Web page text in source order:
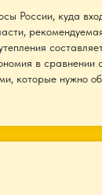
России, куда
в сравнении
которые нужно